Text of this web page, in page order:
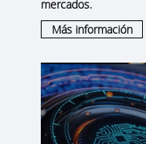
mercados.
Más información